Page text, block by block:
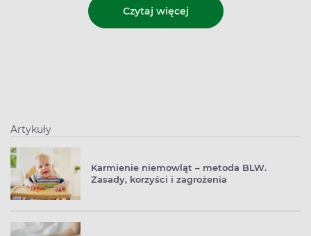
Czytaj więcej
Artykuły
Karmienie niemowląt – metoda BLW.
Zasady, korzyści i zagrożenia